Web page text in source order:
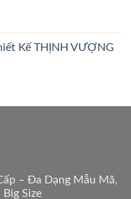
Kế THỊNH VƯỢNG
– Đa Dạng Mẫu Mã,
Size